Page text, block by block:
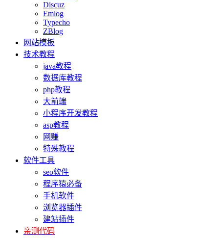
Discuz
Emlog
Typecho
ZBlog
网站模板
技术教程
java教程
数据库教程
php教程
大前端
小程序开发教程
asp教程
网赚
特殊教程
软件工具
seo软件
程序猿必备
手机软件
浏览器插件
建站插件
亲测代码